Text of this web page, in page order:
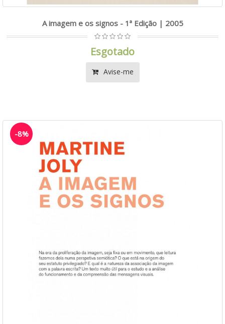
A imagem e os signos - 1ª Edição | 2005
Esgotado
Avise-me
-8%